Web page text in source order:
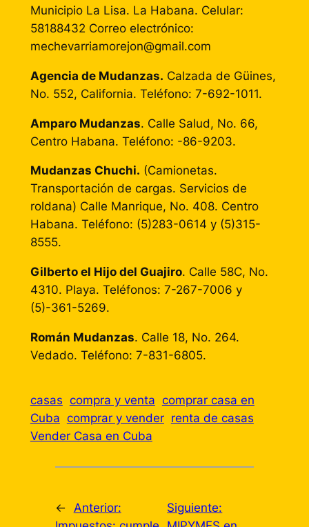
Municipio La Lisa. La Habana. Celular:
58188432 Correo electrónico:
mechevarriamorejon@gmail.com
Agencia de Mudanzas. Calzada de Güines,
No. 552, California. Teléfono: 7-692-1011.
Amparo Mudanzas. Calle Salud, No. 66,
Centro Habana. Teléfono: -86-9203.
Mudanzas Chuchi. (Camionetas.
Transportación de cargas. Servicios de
roldana) Calle Manrique, No. 408. Centro
Habana. Teléfono: (5)283-0614 y (5)315-
8555.
Gilberto el Hijo del Guajiro. Calle 58C, No.
4310. Playa. Teléfonos: 7-267-7006 y
(5)-361-5269.
Román Mudanzas. Calle 18, No. 264.
Vedado. Teléfono: 7-831-6805.
casas compra y venta comprar casa en
Cuba comprar y vender renta de casas
Vender Casa en Cuba
←
Anterior:
Siguiente: